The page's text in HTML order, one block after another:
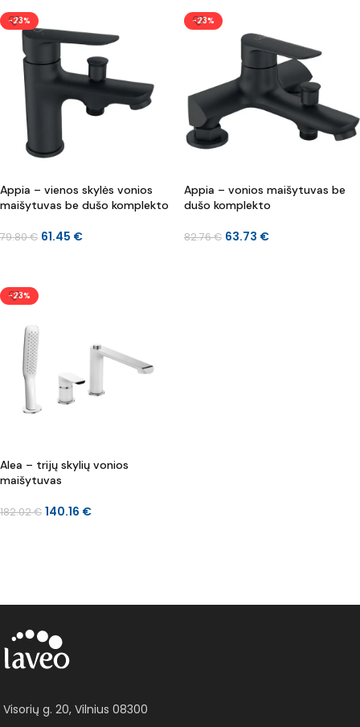
-23%
Appia – vienos skylės vonios
maišytuvas be dušo komplekto
79.80€ 61.45 €
-23%
Appia – vonios maišytuvas be
dušo komplekto
82.76€ 63.73 €
-23%
Alea – trijų skylių vonios
maišytuvas
182.02€ 140.16 €
Visorių g. 20, Vilnius 08300